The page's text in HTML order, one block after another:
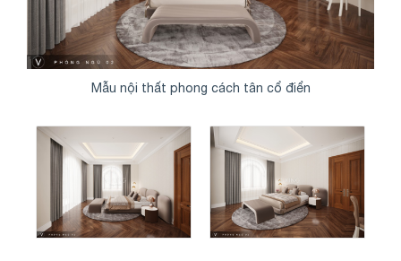
Mẫu nội thất phong cách tân cổ điển